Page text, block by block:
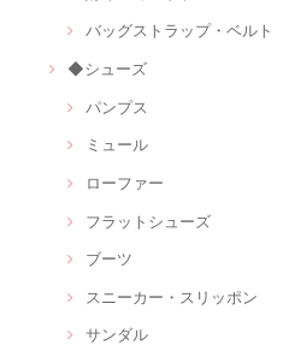
バッグストラップ・ベルト
◆シューズ
パンプス
ミュール
ローファー
フラットシューズ
ブーツ
スニーカー・スリッポン
サンダル